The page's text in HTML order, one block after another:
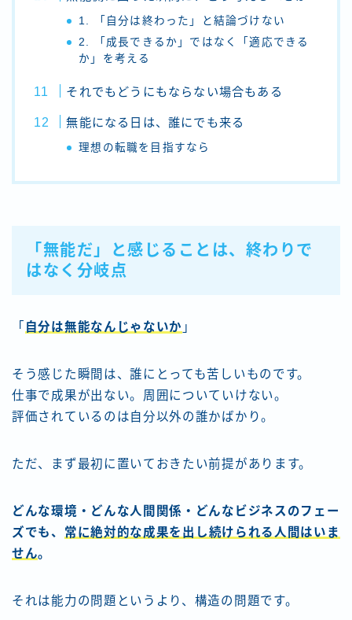
1. 「自分は終わった」と結論づけない
2. 「成長できるか」ではなく「適応できる
か」を考える
それでもどうにもならない場合もある
無能になる日は、誰にでも来る
理想の転職を目指すなら
「無能だ」と感じることは、終わりで
はなく分岐点
「 自分は無能なんじゃないか 」
そう感じた瞬間は、誰にとっても苦しいものです。
仕事で成果が出ない。周囲についていけない。
評価されているのは自分以外の誰かばかり。
ただ、まず最初に置いておきたい前提があります。
どんな環境・どんな人間関係・どんなビジネスのフェー
ズでも、 常に絶対的な成果を出し続けられる人間はいま
せん。
それは能力の問題というより、構造の問題です。